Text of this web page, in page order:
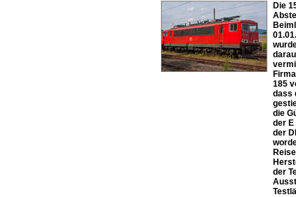
Die
185
dass
die
der
der
der